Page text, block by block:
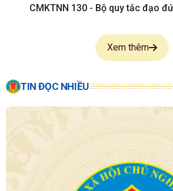
CMKTNN 130 - Bộ quy tắc đạo
Xem thêm
TIN ĐỌC NHIỀU